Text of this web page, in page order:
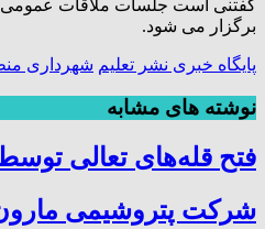
برگزار می شود.
پایگاه خبری نشر تعلیم شهرداری
نوشته های مشابه
فتح‌ قله‌های تعالی
شرکت پتروشیمی مارون